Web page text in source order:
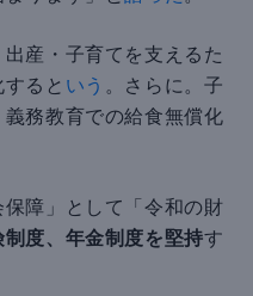
産・子育てを支えるた
ると いう 。さらに。子
務教育での給食無償化
障」として「令和の財
制度、年金制度を堅持す